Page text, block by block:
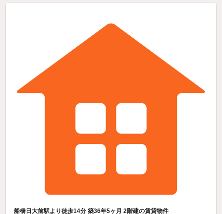
船橋日大前駅より徒歩14分 築36年5ヶ月 2階建の賃貸物件